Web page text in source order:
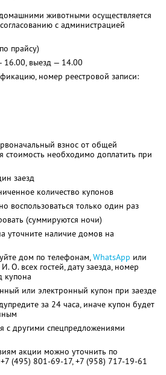
животными осуществляется
с администрацией
прайсу)
16.00, выезд — 14.00
номер реестровой записи:
взнос от общей
стоимость необходимо доплатить при
заезд
количество купонов
воспользоваться только один раз
(суммируются ночи)
уточните наличие домов на
дом по телефонам,WhatsApp или
О. всех гостей, дату заезда, номер
купона
или электронный купон при заезде
за 24 часа, иначе купон будет
с другими спецпредложениями
акции можно уточнить по
+7 (495) 801-69-17, +7 (958) 717-19-61